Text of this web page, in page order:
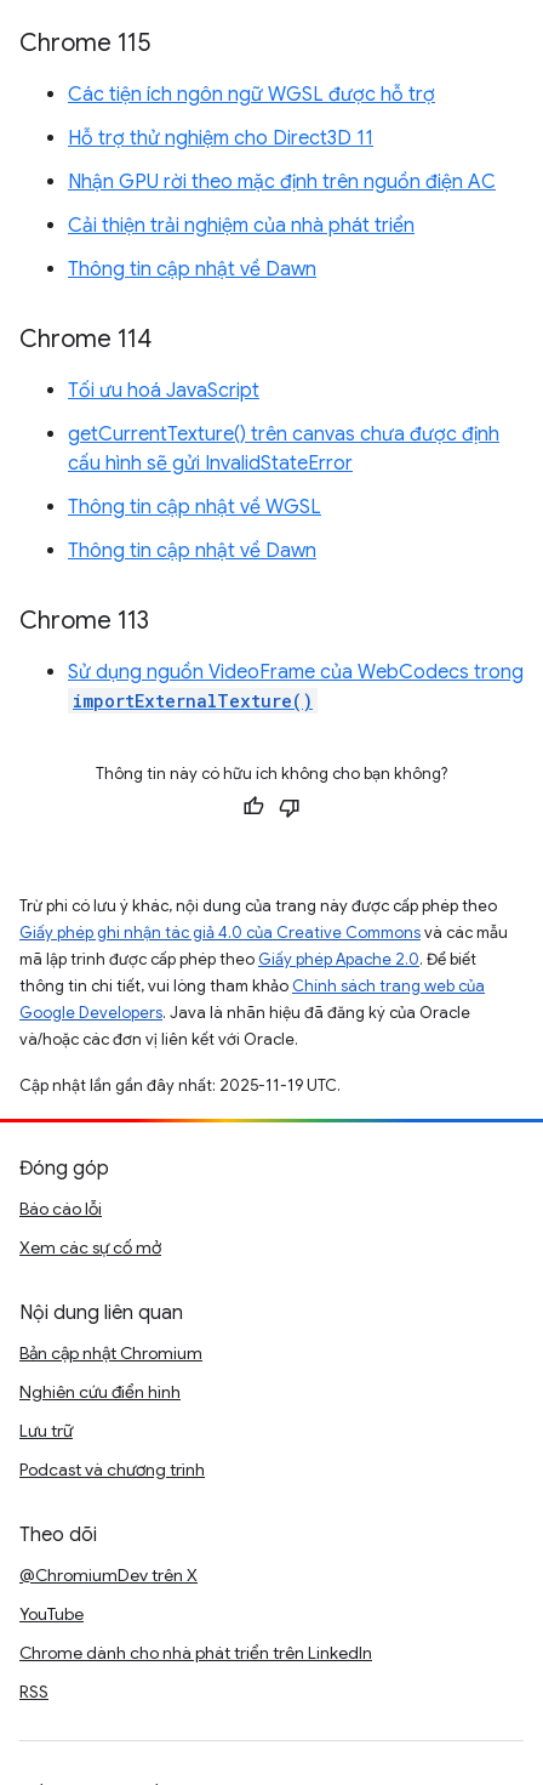
Chrome 115
Các tiện ích ngôn ngữ WGSL được hỗ trợ
Hỗ trợ thử nghiệm cho Direct3D 11
Nhận GPU rời theo mặc định trên nguồn điện AC
Cải thiện trải nghiệm của nhà phát triển
Thông tin cập nhật về Dawn
Chrome 114
Tối ưu hoá JavaScript
getCurrentTexture() trên canvas chưa được định
cấu hình sẽ gửi InvalidStateError
Thông tin cập nhật về WGSL
Thông tin cập nhật về Dawn
Chrome 113
Sử dụng nguồn VideoFrame của WebCodecs trong
importExternalTexture()
Thông tin này có hữu ích không cho bạn không?
Trừ phi có lưu ý khác, nội dung của trang này được cấp phép theo
Giấy phép ghi nhận tác giả 4.0 của Creative Commonsvà các mẫu
mã lập trình được cấp phép theo Giấy phép Apache 2.0. Để biết
thông tin chi tiết, vui lòng tham khảo Chính sách trang web của
Google Developers. Java là nhãn hiệu đã đăng ký của Oracle
và/hoặc các đơn vị liên kết với Oracle.
Cập nhật lần gần đây nhất: 2025-11-19 UTC.
Đóng góp
Báo cáo lỗi
Xem các sự cố mở
Nội dung liên quan
Bản cập nhật Chromium
Nghiên cứu điển hình
Lưu trữ
Podcast và chương trình
Theo dõi
@ChromiumDev trên X
YouTube
Chrome dành cho nhà phát triển trên LinkedIn
RSS